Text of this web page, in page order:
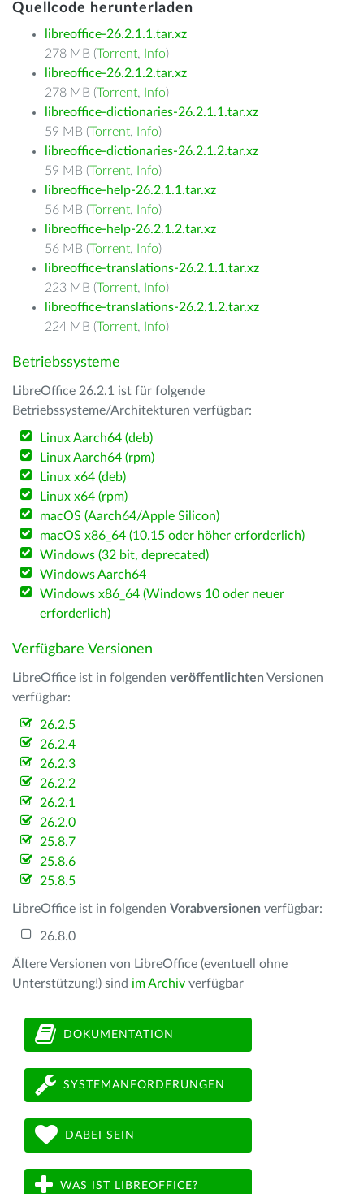
Quellcode herunterladen
libreoffice-26.2.1.1.tar.xz
278 MB (Torrent, Info)
libreoffice-26.2.1.2.tar.xz
278 MB (Torrent, Info)
libreoffice-dictionaries-26.2.1.1.tar.xz
59 MB (Torrent, Info)
libreoffice-dictionaries-26.2.1.2.tar.xz
59 MB (Torrent, Info)
libreoffice-help-26.2.1.1.tar.xz
56 MB (Torrent, Info)
libreoffice-help-26.2.1.2.tar.xz
56 MB (Torrent, Info)
libreoffice-translations-26.2.1.1.tar.xz
223 MB (Torrent, Info)
libreoffice-translations-26.2.1.2.tar.xz
224 MB (Torrent, Info)
Betriebssysteme
LibreOffice 26.2.1 ist für folgende
Betriebssysteme/Architekturen verfügbar:
Linux Aarch64 (deb)
Linux Aarch64 (rpm)
Linux x64 (deb)
Linux x64 (rpm)
macOS (Aarch64/Apple Silicon)
macOS x86_64 (10.15 oder höher erforderlich)
Windows (32 bit, deprecated)
Windows Aarch64
Windows x86_64 (Windows 10 oder neuer
erforderlich)
Verfügbare Versionen
LibreOffice ist in folgenden veröffentlichten Versionen
verfügbar:
26.2.5
26.2.4
26.2.3
26.2.2
26.2.1
26.2.0
25.8.7
25.8.6
25.8.5
LibreOffice ist in folgenden Vorabversionen verfügbar:
26.8.0
Ältere Versionen von LibreOffice (eventuell ohne
Unterstützung!) sind im Archiv verfügbar
DOKUMENTATION
SYSTEMANFORDERUNGEN
DABEI SEIN
WAS IST LIBREOFFICE?